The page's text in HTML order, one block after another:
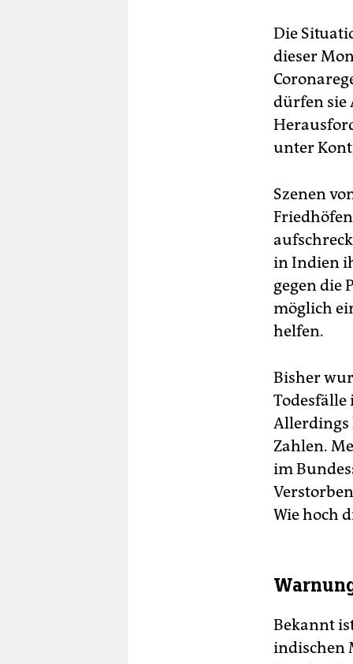
Die
dieser
dürfen sie
unter
Szenen
in Indien
gegen die
möglich
helfen.
Bisher
Allerdings
Zahlen.
im
Wie hoch
Bekannt
indischen